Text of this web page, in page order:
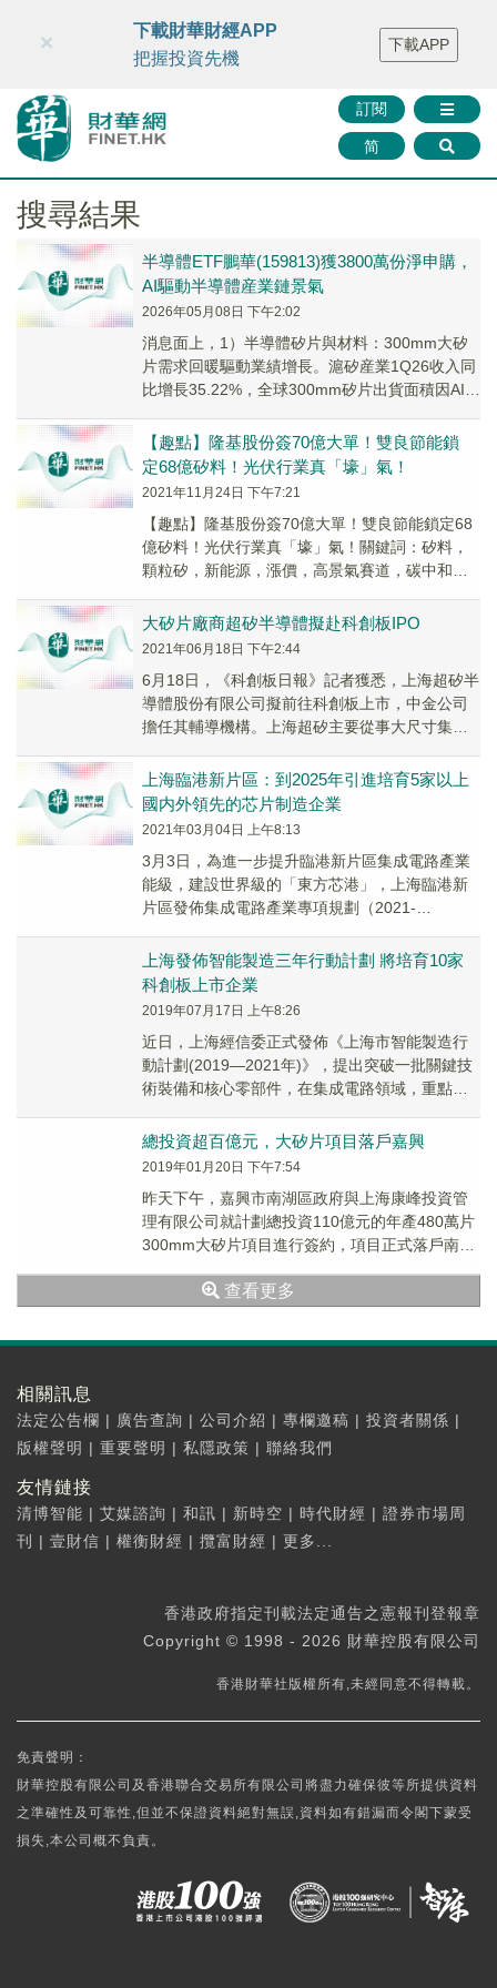
財華智庫網 FINTV FINMETA 財華證券 媒體矩陣
智庫沙龍
聯絡我們
訂閱
简
×
下載財華財經APP
把握投資先機
下載APP
搜尋結果
半導體ETF鵬華(159813)獲3800萬份淨申購，
AI驅動半導體産業鏈景氣
2026年05月08日 下午2:02
消息面上，1）半導體矽片與材料：300mm大矽
片需求回暖驅動業績增長。滬矽産業1Q26收入同
比增長35.22%，全球300mm矽片出貨面積因AI及
【趣點】隆基股份簽70億大單！雙良節能鎖
定68億矽料！光伏行業真「壕」氣！
2021年11月24日 下午7:21
【趣點】隆基股份簽70億大單！雙良節能鎖定68
億矽料！光伏行業真「壕」氣！關鍵詞：矽料，
顆粒矽，新能源，漲價，高景氣賽道，碳中和，
月...
大矽片廠商超矽半導體擬赴科創板IPO
2021年06月18日 下午2:44
6月18日，《科創板日報》記者獲悉，上海超矽半
導體股份有限公司擬前往科創板上市，中金公司
擔任其輔導機構。上海超矽主要從事大尺寸集成
括20...
上海臨港新片區：到2025年引進培育5家以上
國内外領先的芯片制造企業
2021年03月04日 上午8:13
3月3日，為進一步提升臨港新片區集成電路產業
能級，建設世界級的「東方芯港」，上海臨港新
片區發佈集成電路產業專項規劃（2021-
設備...
上海發佈智能製造三年行動計劃 將培育10家
科創板上市企業
2019年07月17日 上午8:26
近日，上海經信委正式發佈《上海市智能製造行
動計劃(2019—2021年)》，提出突破一批關鍵技
術裝備和核心零部件，在集成電路領域，重點以
向，...
總投資超百億元，大矽片項目落戶嘉興
2019年01月20日 下午7:54
昨天下午，嘉興市南湖區政府與上海康峰投資管
理有限公司就計劃總投資110億元的年產480萬片
300mm大矽片項目進行簽約，項目正式落戶南湖
查看更多
相關訊息
法定公告欄 | 廣告查詢 | 公司介紹 | 專欄邀稿 | 投資者關係 |
版權聲明 | 重要聲明 | 私隱政策 | 聯絡我們
友情鏈接
清博智能 | 艾媒諮詢 | 和訊 | 新時空 | 時代財經 | 證券市場周
刊
| 壹財信 | 權衡財經 | 攬富財經 | 更多...
香港政府指定刊載法定通告之憲報刊登報章
Copyright © 1998 - 2026 財華控股有限公司
香港財華社版權所有,未經同意不得轉載。
免責聲明：
財華控股有限公司及香港聯合交易所有限公司將盡力確保彼等所提供資料
之準確性及可靠性,但並不保證資料絕對無誤,資料如有錯漏而令閣下蒙受
損失,本公司概不負責。